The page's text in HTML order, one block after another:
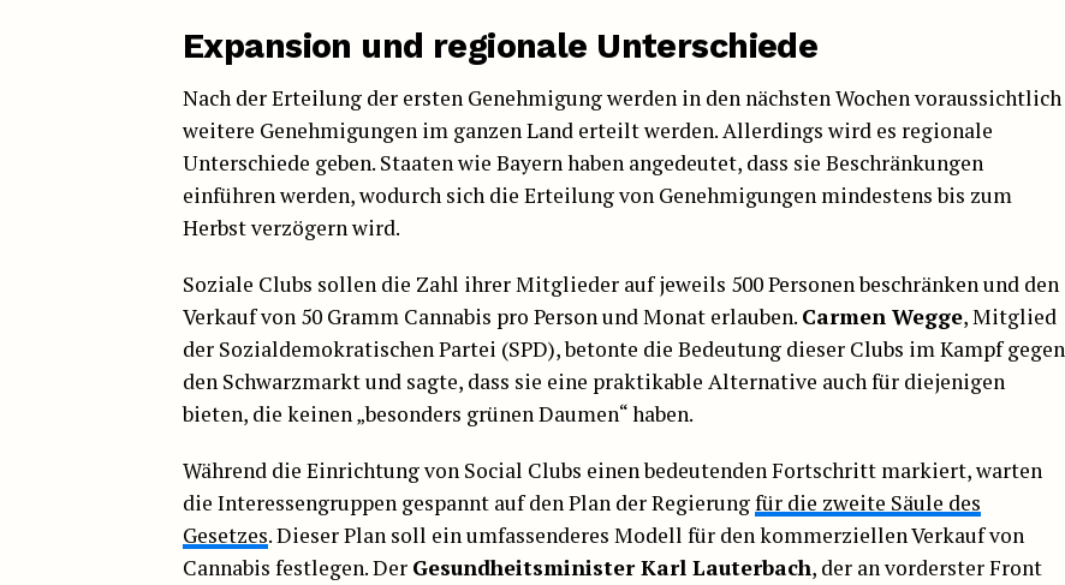
Expansion und regionale Unterschiede
Nach der Erteilung der ersten Genehmigung werden in den nächsten Wochen voraussichtlich
weitere Genehmigungen im ganzen Land erteilt werden. Allerdings wird es regionale
Unterschiede geben. Staaten wie Bayern haben angedeutet, dass sie Beschränkungen
einführen werden, wodurch sich die Erteilung von Genehmigungen mindestens bis zum
Herbst verzögern wird.
Soziale Clubs sollen die Zahl ihrer Mitglieder auf jeweils 500 Personen beschränken und den
Verkauf von 50 Gramm Cannabis pro Person und Monat erlauben. Carmen Wegge, Mitglied
der Sozialdemokratischen Partei (SPD), betonte die Bedeutung dieser Clubs im Kampf gegen
den Schwarzmarkt und sagte, dass sie eine praktikable Alternative auch für diejenigen
bieten, die keinen „besonders grünen Daumen“ haben.
Während die Einrichtung von Social Clubs einen bedeutenden Fortschritt markiert, warten
die Interessengruppen gespannt auf den Plan der Regierungfür die zweite Säule des
Gesetzes. Dieser Plan soll ein umfassenderes Modell für den kommerziellen Verkauf von
Cannabis festlegen. Der Gesundheitsminister Karl Lauterbach, der an vorderster Front